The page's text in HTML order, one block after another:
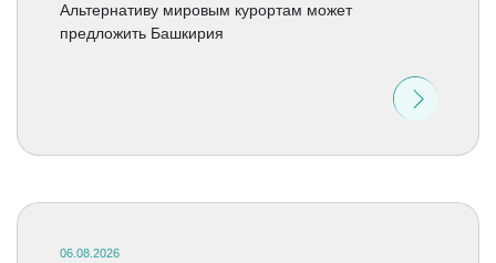
Альтернативу мировым курортам может
предложить Башкирия
06.08.2026